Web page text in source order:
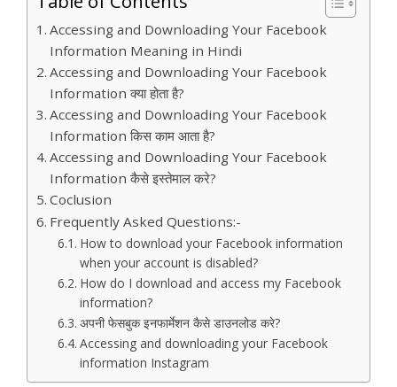
Accessing and Downloading Your Facebook
Information Meaning in Hindi
Accessing and Downloading Your Facebook
Information क्या होता है?
Accessing and Downloading Your Facebook
Information किस काम आता है?
Accessing and Downloading Your Facebook
Information कैसे इस्तेमाल करे?
Coclusion
Frequently Asked Questions:-
How to download your Facebook information
when your account is disabled?
How do I download and access my Facebook
information?
अपनी फेसबुक इनफार्मेशन कैसे डाउनलोड करे?
Accessing and downloading your Facebook
information Instagram